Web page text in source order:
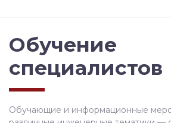
Обучение
специалистов
Обучающие и информационные